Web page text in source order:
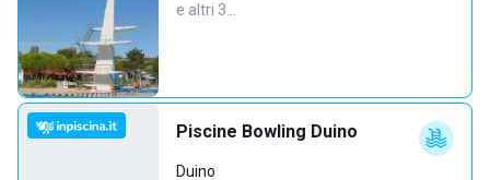
e altri 3…
Piscine Bowling Duino
Duino